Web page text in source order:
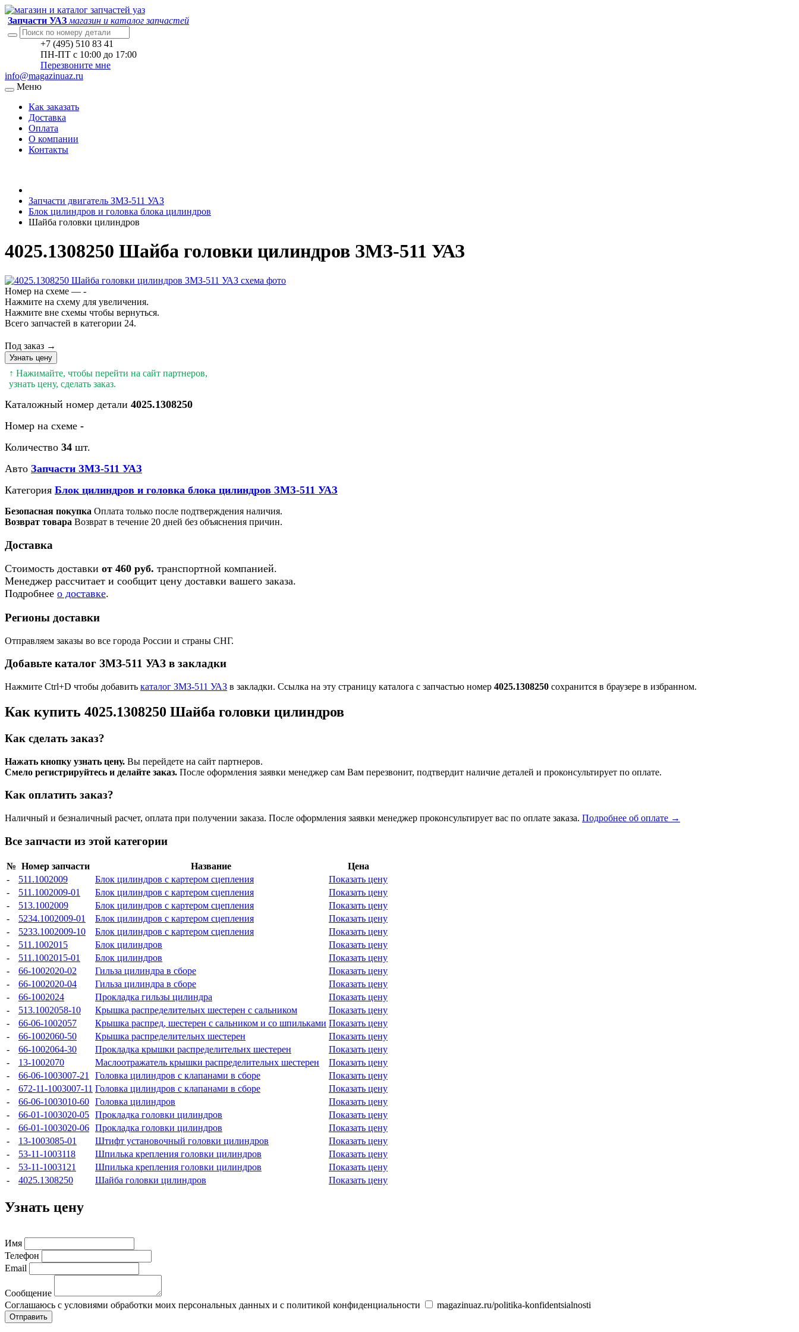
Запчасти УАЗ магазин и каталог запчастей
+7 (495) 510 83 41
ПН-ПТ с 10:00 до 17:00
Перезвоните мне
info@magazinuaz.ru
Меню
Как заказать
Доставка
Оплата
О компании
Контакты
Запчасти двигатель ЗМЗ-511 УАЗ
Блок цилиндров и головка блока цилиндров
Шайба головки цилиндров
4025.1308250 Шайба головки цилиндров ЗМЗ-511 УАЗ
Номер на схеме — -
Нажмите на схему для увеличения.
Нажмите вне схемы чтобы вернуться.
Всего запчастей в категории 24.
Под заказ →
Узнать цену
↑ Нажимайте, чтобы перейти на сайт партнеров,
узнать цену, сделать заказ.
Каталожный номер детали 4025.1308250
Номер на схеме -
Количество 34 шт.
Авто Запчасти ЗМЗ-511 УАЗ
Категория Блок цилиндров и головка блока цилиндров ЗМЗ-511 УАЗ
Безопасная покупка Оплата только после подтверждения наличия.
Возврат товара Возврат в течение 20 дней без объяснения причин.
Доставка
Стоимость доставки от 460 руб. транспортной компанией.
Менеджер рассчитает и сообщит цену доставки вашего заказа.
Подробнее о доставке.
Регионы доставки
Отправляем заказы во все города России и страны СНГ.
Добавьте каталог ЗМЗ-511 УАЗ в закладки
Нажмите Ctrl+D чтобы добавить каталог ЗМЗ-511 УАЗ в закладки. Ссылка на эту страницу каталога с запчастью номер 4025.1308250 сохранится в браузере в избранном.
Как купить 4025.1308250 Шайба головки цилиндров
Как сделать заказ?
Нажать кнопку узнать цену. Вы перейдете на сайт партнеров.
Смело регистрируйтесь и делайте заказ. После оформления заявки менеджер сам Вам перезвонит, подтвердит наличие деталей и проконсультирует по оплате.
Как оплатить заказ?
Наличный и безналичный расчет, оплата при получении заказа. После оформления заявки менеджер проконсультирует вас по оплате заказа. Подробнее об оплате →
Все запчасти из этой категории
№ Номер запчасти Название
Цена
-
511.1002009 Блок цилиндров с картером сцепления
Показать цену
-
511.1002009-01 Блок цилиндров с картером сцепления
Показать цену
-
513.1002009 Блок цилиндров с картером сцепления
Показать цену
-
5234.1002009-01 Блок цилиндров с картером сцепления
Показать цену
-
5233.1002009-10 Блок цилиндров с картером сцепления
Показать цену
-
511.1002015 Блок цилиндров
Показать цену
-
511.1002015-01 Блок цилиндров
Показать цену
-
66-1002020-02 Гильза цилиндра в сборе
Показать цену
-
66-1002020-04 Гильза цилиндра в сборе
Показать цену
-
66-1002024 Прокладка гильзы цилиндра
Показать цену
-
513.1002058-10 Крышка распределительнх шестерен с сальником
Показать цену
-
66-06-1002057 Крышка распред, шестерен с сальником и со шпильками Показать цену
-
66-1002060-50 Крышка распределительнх шестерен
Показать цену
-
66-1002064-30 Прокладка крышки распределительнх шестерен
Показать цену
-
13-1002070 Маслоотражатель крышки распределительнх шестерен
Показать цену
-
66-06-1003007-21 Головка цилиндров с клапанами в сборе
Показать цену
-
672-11-1003007-11 Головка цилиндров с клапанами в сборе
Показать цену
-
66-06-1003010-60 Головка цилиндров
Показать цену
-
66-01-1003020-05 Прокладка головки цилиндров
Показать цену
-
66-01-1003020-06 Прокладка головки цилиндров
Показать цену
-
13-1003085-01 Штифт установочный головки цилиндров
Показать цену
-
53-11-1003118 Шпилька крепления головки цилиндров
Показать цену
-
53-11-1003121 Шпилька крепления головки цилиндров
Показать цену
-
4025.1308250 Шайба головки цилиндров Показать цену
Узнать цену
Имя
Телефон
Email
Сообщение
Соглашаюсь с условиями обработки моих персональных данных и с политикой конфиденциальности
magazinuaz.ru/politika-konfidentsialnosti
Отправить